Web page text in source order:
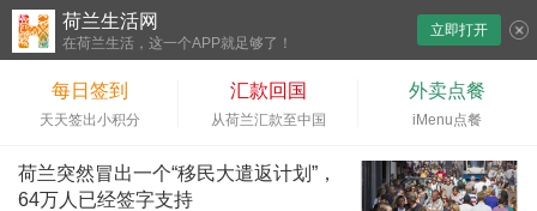
荷兰生活网
在荷兰生活，这一个APP就足够了！
立即打开
每日签到
天天签出小积分
汇款回国
从荷兰汇款至中国
外卖点餐
iMenu点餐
荷兰突然冒出一个“移民大遣返计划”，
64万人已经签字支持